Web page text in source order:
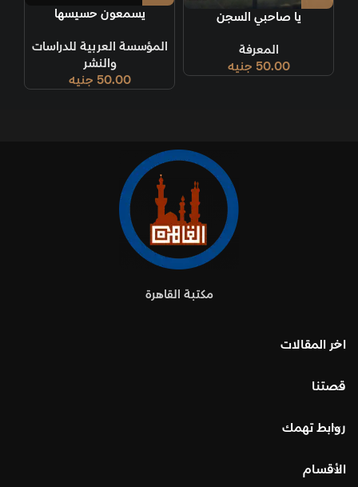
يا صاحبي السجن
المعرفة
50.00 جنيه
يسمعون حسيسها
المؤسسة العربية للدراسات
والنشر
50.00 جنيه
مكتبة القاهرة
اخر المقالات
قصتنا
روابط تهمك
الأقسام